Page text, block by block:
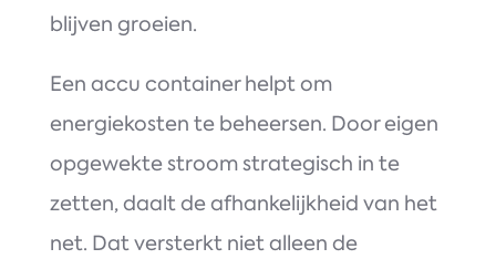
blijven groeien.
Een accu container helpt om
energiekosten te beheersen. Door eigen
opgewekte stroom strategisch in te
zetten, daalt de afhankelijkheid van het
net. Dat versterkt niet alleen de